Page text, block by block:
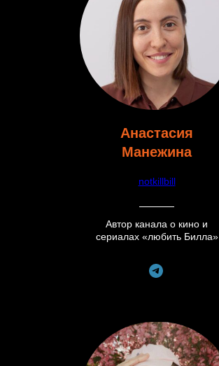
Анастасия
Манежина
notkillbill
Автор канала о кино и
сериалах «любить Билла»